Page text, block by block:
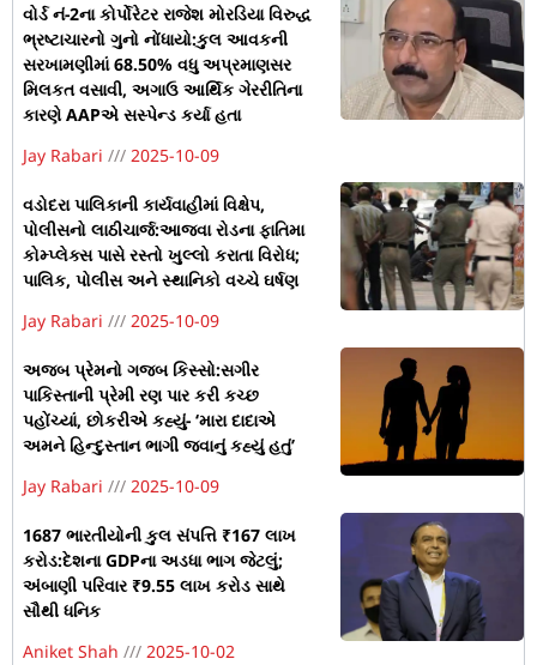
વોર્ડ નં-2ના કોર્પોરેટર રાજેશ મોરડિયા વિરુદ્ધ
ભ્રષ્ટાચારનો ગુનો નોંધાયો:કુલ આવકની
સરખામણીમાં 68.50% વધુ અપ્રમાણસર
મિલકત વસાવી, અગાઉ આર્થિક ગેરરીતિના
કારણે AAPએ સસ્પેન્ડ કર્યા હતા
Jay Rabari
2025-10-09
વડોદરા પાલિકાની કાર્યવાહીમાં વિક્ષેપ,
પોલીસનો લાઠીચાર્જ:આજવા રોડના ફાતિમા
કોમ્પ્લેક્સ પાસે રસ્તો ખુલ્લો કરાતા વિરોધ;
પાલિક, પોલીસ અને સ્થાનિકો વચ્ચે ઘર્ષણ
Jay Rabari
2025-10-09
અજબ પ્રેમનો ગજબ કિસ્સો:સગીર
પાકિસ્તાની પ્રેમી રણ પાર કરી કચ્છ
પહોંચ્યાં, છોકરીએ કહ્યું- ‘મારા દાદાએ
અમને હિન્દુસ્તાન ભાગી જવાનું કહ્યું હતું’
Jay Rabari
2025-10-09
1687 ભારતીયોની કુલ સંપત્તિ ₹167 લાખ
કરોડ:દેશના GDPના અડધા ભાગ જેટલું;
અંબાણી પરિવાર ₹9.55 લાખ કરોડ સાથે
સૌથી ધનિક
Aniket Shah
2025-10-02